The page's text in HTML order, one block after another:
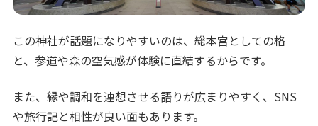
この神社が話題になりやすいのは、総本宮としての格
と、参道や森の空気感が体験に直結するからです。
また、縁や調和を連想させる語りが広まりやすく、SNS
や旅行記と相性が良い面もあります。